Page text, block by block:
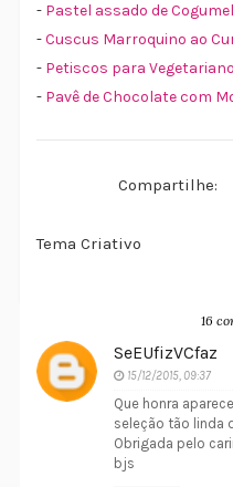
- Pastel assado de
-Cuscus Marroquino ao
- Petiscos para
- Pavê de Chocolate com
Compartilhe:
Tema Criativo
16
SeEUfizVCfaz
15/12/2015, 09:37
Que honra
seleção tão linda
Obrigada pelo
bjs